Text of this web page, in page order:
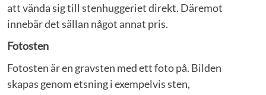
att vända sig till stenhuggeriet direkt. Däremot
innebär det sällan något annat pris.
Fotosten
Fotosten är en gravsten med ett foto på. Bilden
skapas genom etsning i exempelvis sten,